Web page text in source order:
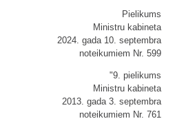
Pielikums
Ministru kabineta
2024. gada 10. septembra
noteikumiem Nr. 599
"9. pielikums
Ministru kabineta
2013. gada 3. septembra
noteikumiem Nr. 761